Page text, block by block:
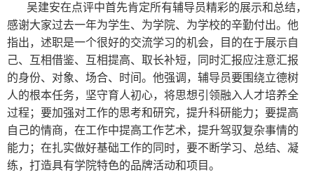
吴建安在点评中首先肯定所有辅导员精彩的展示和总结，
感谢大家过去一年为学生、为学院、为学校的辛勤付出。他
指出，述职是一个很好的交流学习的机会，目的在于展示自
己、互相借鉴、互相提高、取长补短，同时汇报应注意汇报
的身份、对象、场合、时间。他强调，辅导员要围绕立德树
人的根本任务，坚守育人初心，将思想引领融入人才培养全
过程；要加强对工作的思考和研究，提升科研能力；要提高
自己的情商，在工作中提高工作艺术，提升驾驭复杂事情的
能力；在扎实做好基础工作的同时，要不断学习、总结、凝
练，打造具有学院特色的品牌活动和项目。